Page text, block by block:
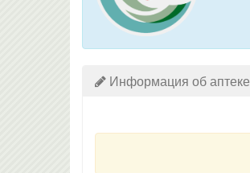
Информация об аптеке